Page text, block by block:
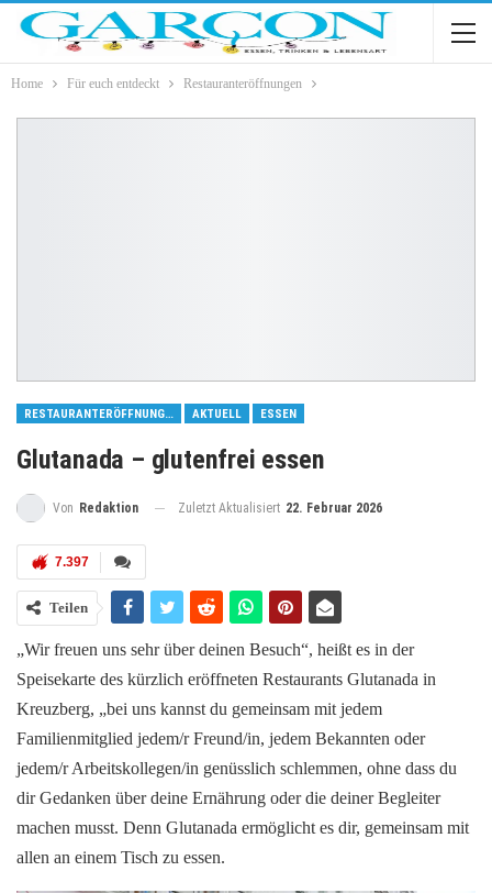
Home Für euch entdeckt Restauranteröffnungen
RESTAURANTERÖFFNUNGEN AKTUELL ESSEN
Glutanada – glutenfrei essen
Von Redaktion Zuletzt Aktualisiert 22. Februar 2026
7.397
Teilen
„Wir freuen uns sehr über deinen Besuch“, heißt es in der
Speisekarte des kürzlich eröffneten Restaurants Glutanada in
Kreuzberg, „bei uns kannst du gemeinsam mit jedem
Familienmitglied jedem/r Freund/in, jedem Bekannten oder
jedem/r Arbeitskollegen/in genüsslich schlemmen, ohne dass du
dir Gedanken über deine Ernährung oder die deiner Begleiter
machen musst. Denn Glutanada ermöglicht es dir, gemeinsam mit
allen an einem Tisch zu essen.